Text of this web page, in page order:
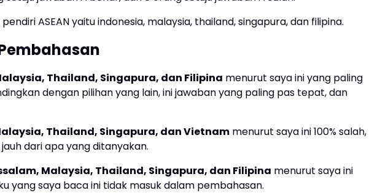
ASEAN yaitu indonesia, malaysia, thailand, singapura, dan filipina.
Thailand, Singapura, dan Filipina menurut saya ini yang paling
dengan pilihan yang lain, ini jawaban yang paling pas tepat, dan
Thailand, Singapura, dan Vietnam menurut saya ini 100% salah,
dari apa yang ditanyakan.
Malaysia, Thailand, Singapura, dan Filipina menurut saya ini
yang saya baca ini tidak masuk dalam pembahasan.